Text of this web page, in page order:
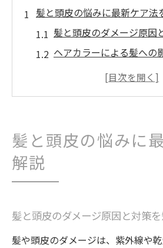
髪と頭皮の悩みに最新ケア法
髪と頭皮のダメージ原因
ヘアカラーによる髪への
トリートメント選びで変
解説
口コミで話題の髪質改善
注目されるヘアカラーと髪質
髪と頭皮の悩みに
解説
髪と頭皮のダメージ原因と対策を
髪や頭皮のダメージは、紫外線や